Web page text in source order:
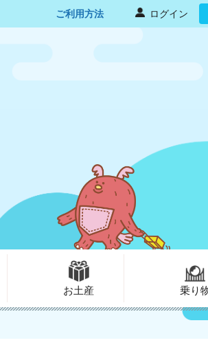
ご利用方法 ログイン
お土産 乗り